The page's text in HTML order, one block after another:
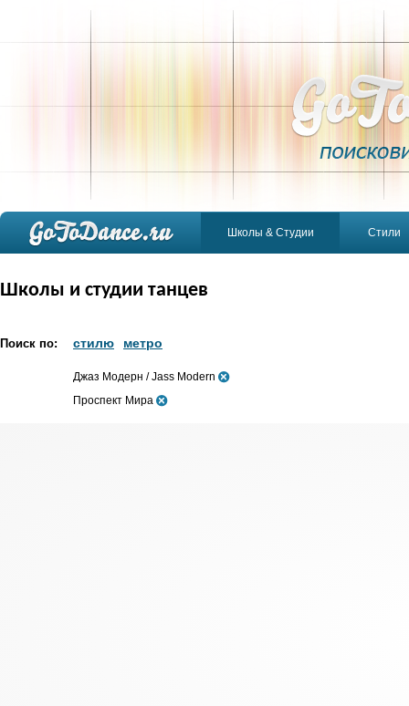
Школы & Студии Стили
Школы и студии танцев
Поиск по: стилю метро
Джаз Модерн / Jass Modern
Проспект Мира